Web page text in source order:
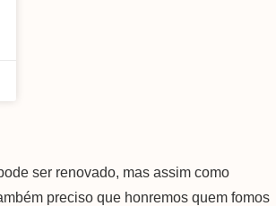
ser renovado, mas assim como
preciso que honremos quem fomos